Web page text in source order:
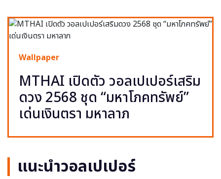
Wallpaper
MTHAI เปิดตัว วอลเปเปอร์เสริม
ดวง 2568 ชุด “มหาโภคทรัพย์”
เด่นเงินตรา มหาลาภ
แนะนำวอลเปเปอร์